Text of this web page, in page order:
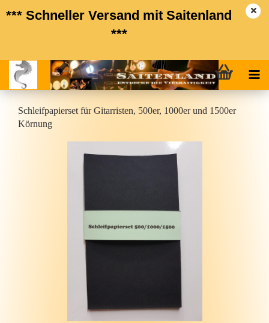
*** Schneller Versand mit Saitenland
***
Schleif­pa­pier­set für Gi­tar­ris­ten, 500er, 1000er und 1500er
Kör­nung